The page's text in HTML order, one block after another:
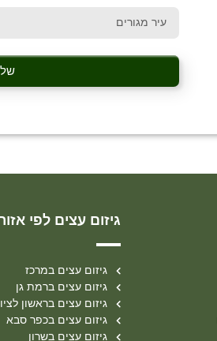
גיזום עצים לפי
גיזום עצים במרכז
גיזום עצים ברמת גן
גיזום עצים בראשון
גיזום עצים בכפר סבא
גיזום עצים בשרון